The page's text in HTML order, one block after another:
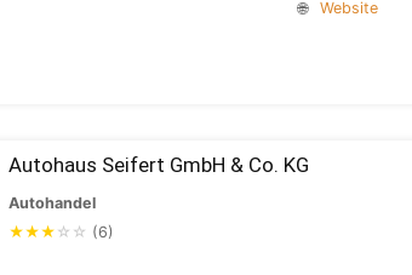
🌐
Website
Autohaus Seifert GmbH & Co. KG
Autohandel
★★★ ☆ ☆ (6)